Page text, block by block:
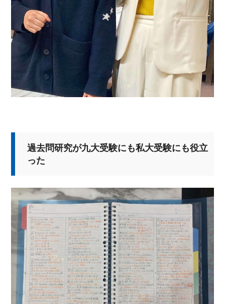
過去問研究が九大受験にも私大受験にも役立
った